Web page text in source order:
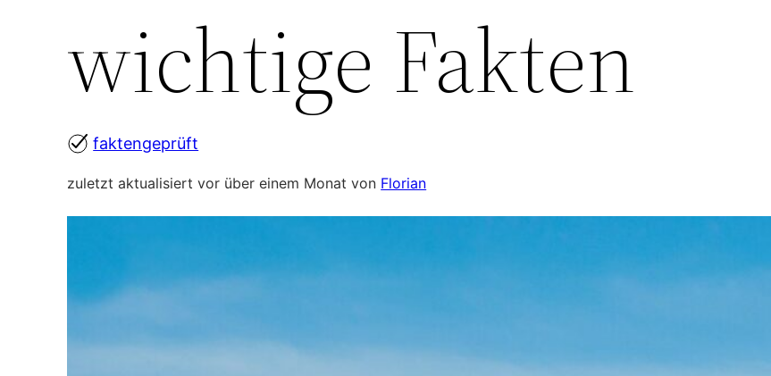
wichtige Fakten
faktengeprüft
zuletzt aktualisiert vor über einem Monat von Florian